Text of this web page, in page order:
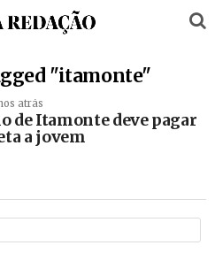
"itamonte"
atrás
de Itamonte deve pagar
a jovem